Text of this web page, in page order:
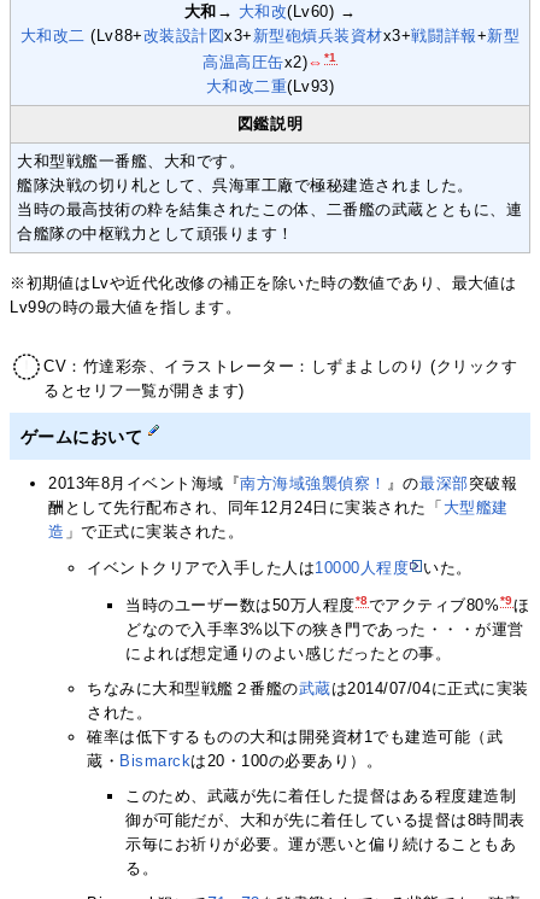
大和 → 大和改(Lv60) →
大和改二 (Lv88+改装設計図x3+ 新型砲熕兵装資材x3+戦闘詳報+新型
高温高圧缶x2)⇔ *1
大和改二重(Lv93)
図鑑説明
大和型戦艦一番艦、大和です。
艦隊決戦の切り札として、呉海軍工廠で極秘建造されました。
当時の最高技術の粋を結集されたこの体、二番艦の武蔵とともに、連
合艦隊の中枢戦力として頑張ります！
※初期値はLvや近代化改修の補正を除いた時の数値であり、最大値は
Lv99の時の最大値を指します。
CV：竹達彩奈、イラストレーター：しずまよしのり (クリックす
るとセリフ一覧が開きます)
ゲームにおいて
2013年8月イベント海域『南方海域強襲偵察！ 』の最深部突破報
酬として先行配布され、同年12月24日に実装された「 大型艦建
造 」で正式に実装された。
イベントクリアで入手した人は10000人程度 いた。
当時のユーザー数は50万人程度*8でアクティブ80%*9ほ
どなので入手率3%以下の狭き門であった・・・が運営
によれば想定通りのよい感じだったとの事。
ちなみに大和型戦艦２番艦の武蔵は2014/07/04に正式に実装
された。
確率は低下するものの大和は開発資材1でも建造可能（武
蔵・ Bismarckは20・100の必要あり）。
このため、武蔵が先に着任した提督はある程度建造制
御が可能だが、大和が先に着任している提督は8時間表
示毎にお祈りが必要。運が悪いと偏り続けることもあ
る。